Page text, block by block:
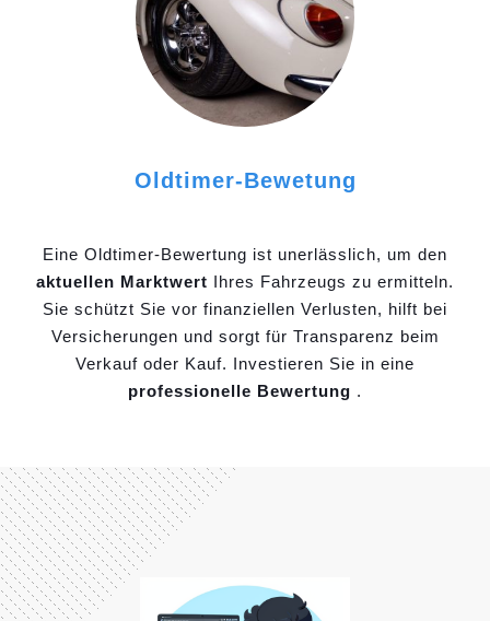
Oldtimer-Bewetung
Eine Oldtimer-Bewertung ist unerlässlich, um den
aktuellen Marktwert Ihres Fahrzeugs zu ermitteln.
Sie schützt Sie vor finanziellen Verlusten, hilft bei
Versicherungen und sorgt für Transparenz beim
Verkauf oder Kauf. Investieren Sie in eine
professionelle Bewertung .